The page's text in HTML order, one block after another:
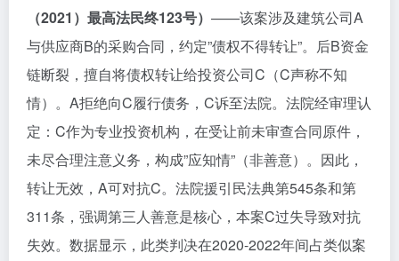
（2021）最高法民终123号） ——该案涉及建筑公司A
与供应商B的采购合同，约定”债权不得转让”。后B资金
链断裂，擅自将债权转让给投资公司C（C声称不知
情）。A拒绝向C履行债务，C诉至法院。法院经审理认
定：C作为专业投资机构，在受让前未审查合同原件，
未尽合理注意义务，构成”应知情”（非善意）。因此，
转让无效，A可对抗C。法院援引民法典第545条和第
311条，强调第三人善意是核心，本案C过失导致对抗
失效。数据显示，此类判决在2020-2022年间占类似案